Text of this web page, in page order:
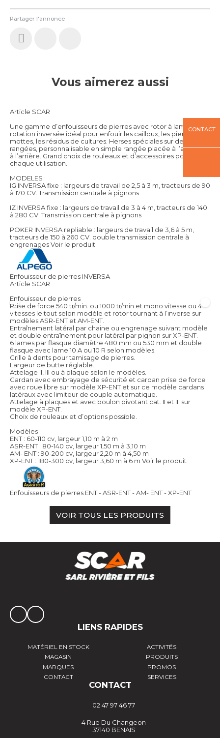
Partager l'annonce
Vous aimerez aussi
Article SCAR
Une gamme d’enfouisseurs de pierres avec rotor à lames à
rotation inversée idéal pour enfouir les cailloux, les pierres, les
mottes, les résidus de cultures. Herses spéciales sur deux
rangées, personnalisable en simple rangée placée à l’avant ou
à l’arrière. Grand choix de rouleaux et d’accessoires pour
chaque utilisation.
MODELES :
IG INVERSA fixe : largeurs de travail de 2,5 à 3 m, tracteurs de 90
à 170 CV. Transmission centrale à pignons
IZ INVERSA fixe : largeurs de travail de 3 à 4 m, tracteurs de 140
à 280 CV. Transmission centrale à pignons
POKER INVERSA repliable : largeurs de travail de 3,6 à 5 m,
tracteurs de 150 à 260 CV. double transmission centrale à
engrenagesVoir le produit
Enfouisseur de pierres INVERSA
Article SCAR
Enfouisseur de pierres
Prise de force 540 tr/min. ou 1000 tr/min et mono vitesse ou 4
vitesses le tout selon modèle et rotor tournant à l’inverse sur
modèles ASR-ENT et AM-ENT.
Entraînement latéral par chaine ou engrenage suivant modèle
et double entraînement pour latéral par pignon sur XP-ENT.
6 lames par flasque diamètre 480 mm ou 530 mm et double
flasque avec lame 10 A ou 10 R selon modèles.
Grille à dents pour tamisage de pierres.
Largeur de butte réglable.
Attelage II, III ou à plaque selon le modèles.
Cardan avec embrayage de sécurité et cardan prise de force
avec roue libre sur modèle XP-ENT et sur ce modèle cardans
latéraux avec limiteur de couple automatique.
Attelage à plaques et avec boulon pivotant cat. II et III sur
modèle XP-ENT.
Choix de rouleaux et d’options possible.
Modèles :
ENT : 60-110 cv, largeur 1,10 m à 2 m
ASR-ENT : 80-140 cv, largeur 1,50 m à 3,10 m
AM- ENT : 90-200 cv, largeur 2,20 m à 4,50 m
XP-ENT : 180-300 cv, largeur 3,60 m à 6 m Voir le produit
Enfouisseurs de pierres ENT - ASR-ENT - AM- ENT - XP-ENT
VOIR TOUS LES PRODUITS
CONTACT
LIENS RAPIDES
MATÉRIEL EN STOCK
ACTIVITÉS
MAGASIN
PRODUITS
MARQUES
PROMOS
CONTACT
SERVICES
CONTACT
02 47 97 46 77
4 Rue Du Changeon
37140 BENAIS